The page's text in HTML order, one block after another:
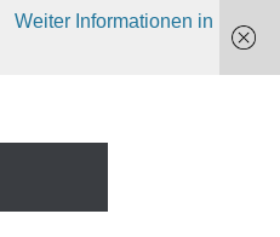
Weiter Informationen in